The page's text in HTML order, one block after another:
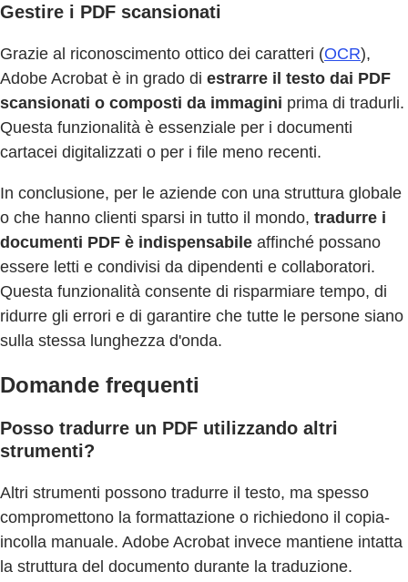
Gestire i PDF scansionati
Grazie al riconoscimento ottico dei caratteri (OCR),
Adobe Acrobat è in grado di estrarre il testo dai PDF
scansionati o composti da immagini prima di tradurli.
Questa funzionalità è essenziale per i documenti
cartacei digitalizzati o per i file meno recenti.
In conclusione, per le aziende con una struttura globale
o che hanno clienti sparsi in tutto il mondo, tradurre i
documenti PDF è indispensabile affinché possano
essere letti e condivisi da dipendenti e collaboratori.
Questa funzionalità consente di risparmiare tempo, di
ridurre gli errori e di garantire che tutte le persone siano
sulla stessa lunghezza d'onda.
Domande frequenti
Posso tradurre un PDF utilizzando altri
strumenti?
Altri strumenti possono tradurre il testo, ma spesso
compromettono la formattazione o richiedono il copia-
incolla manuale. Adobe Acrobat invece mantiene intatta
la struttura del documento durante la traduzione.